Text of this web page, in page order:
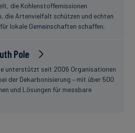
die Kohlenstoffemissionen
die Artenvielfalt schützen und echten
lokale Gemeinschaften schaffen.
Pole
unterstützt seit 2006 Organisationen
der Dekarbonisierung – mit über 500
und Lösungen für messbare